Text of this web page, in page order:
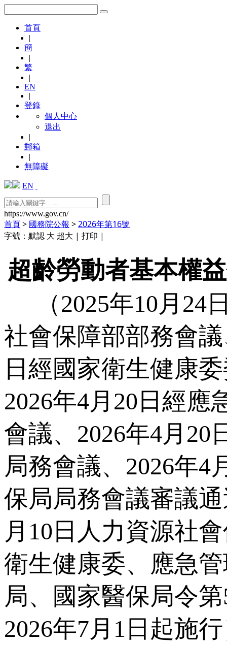
首頁
|
簡
|
繁
|
EN
|
登錄
個人中心
退出
|
郵箱
|
無障礙
EN
https://www.gov.cn/
首頁> 國務院公報 >2026年第16號
字號： 默認 大 超大 | 打印 |
超齡勞動者基本權
（2025年10月24
社會保障部部務會議
日經國家衛生健康
2026年4月20日經應
會議、2026年4月20
局務會議、2026年4
保局局務會議審議
月10日人力資源社
衛生健康委、應急
局、國家醫保局令
2026年7月1日起施